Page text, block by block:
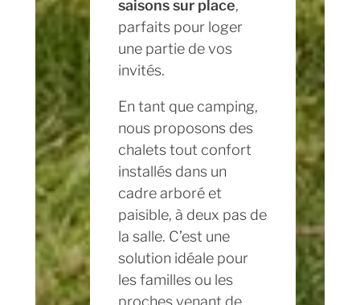
saisons sur place,
parfaits pour loger
une partie de vos
invités.
En tant que camping,
nous proposons des
chalets tout confort
installés dans un
cadre arboré et
paisible, à deux pas de
la salle. C’est une
solution idéale pour
les familles ou les
proches venant de